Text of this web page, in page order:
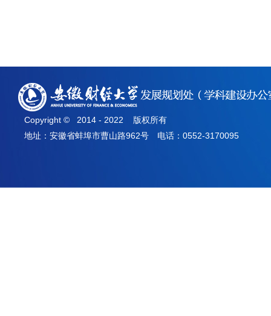
Copyright © 2014 - 2022 版权所有
地址：安徽省蚌埠市曹山路962号 电话：0552-3170095